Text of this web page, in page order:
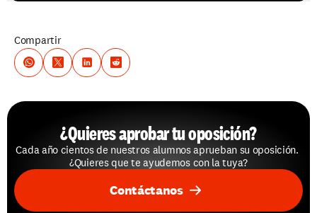
Compartir
¿Quieres aprobar tu oposición?
Cada año cientos de nuestros alumnos aprueban su oposición.
¿Quieres que te ayudemos con la tuya?
Contáctanos